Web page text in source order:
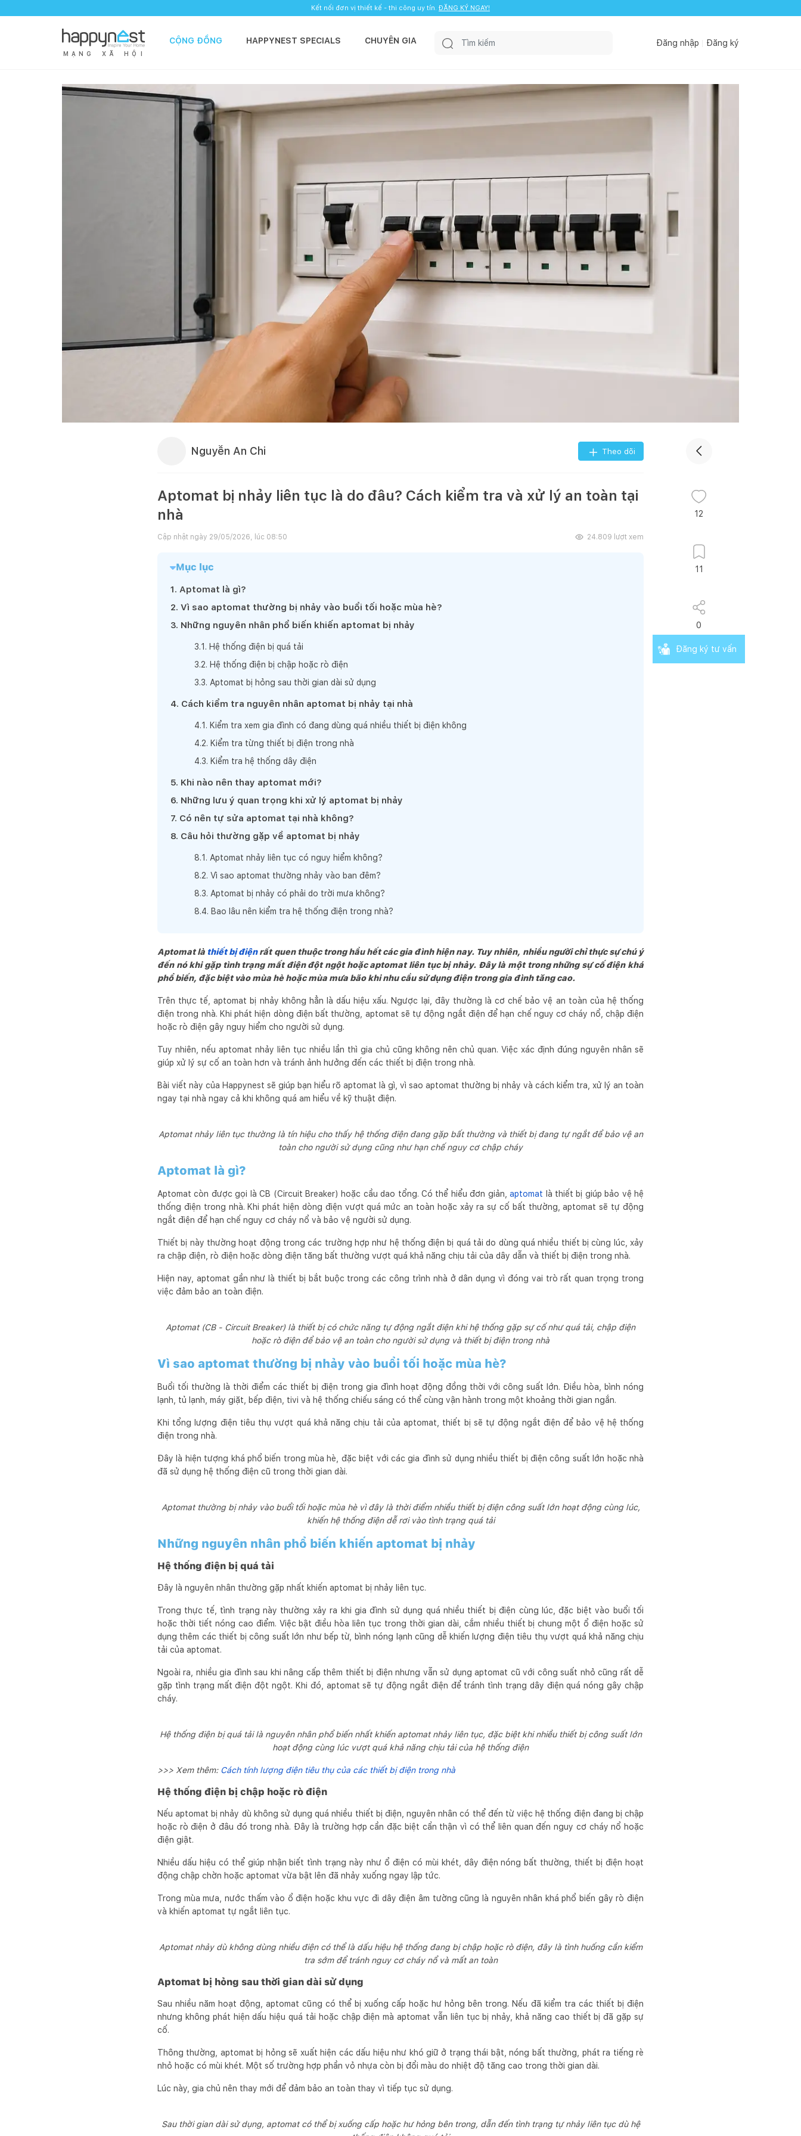
Kết nối đơn vị thiết kế - thi công uy tín. ĐĂNG KÝ NGAY!
M Ạ N G X Ã H Ộ I
CỘNG ĐỒNG HAPPYNEST SPECIALS CHUYÊN GIA Đăng nhập Đăng ký
Nguyễn An Chi Theo dõi
Aptomat bị nhảy liên tục là do đâu? Cách kiểm tra và xử lý an toàn tại
nhà
Cập nhật ngày 29/05/2026, lúc 08:50 24.809 lượt xem
Mục lục
1. Aptomat là gì?
2. Vì sao aptomat thường bị nhảy vào buổi tối hoặc mùa hè?
3. Những nguyên nhân phổ biến khiến aptomat bị nhảy
3.1 . Hệ thống điện bị quá tải
3.2. Hệ thống điện bị chập hoặc rò điện
3.3. Aptomat bị hỏng sau thời gian dài sử dụng
4. Cách kiểm tra nguyên nhân aptomat bị nhảy tại nhà
4.1 . Kiểm tra xem gia đình có đang dùng quá nhiều thiết bị điện không
4.2. Kiểm tra từng thiết bị điện trong nhà
4.3. Kiểm tra hệ thống dây điện
5. Khi nào nên thay aptomat mới?
6. Những lưu ý quan trọng khi xử lý aptomat bị nhảy
7. Có nên tự sửa aptomat tại nhà không?
8. Câu hỏi thường gặp về aptomat bị nhảy
8.1 . Aptomat nhảy liên tục có nguy hiểm không?
8.2. Vì sao aptomat thường nhảy vào ban đêm?
8.3. Aptomat bị nhảy có phải do trời mưa không?
8.4. Bao lâu nên kiểm tra hệ thống điện trong nhà?
Aptomat là thiết bị điệnrất quen thuộc trong hầu hết các gia đình hiện nay. Tuy nhiên, nhiều người chỉ thực sự chú ý
đến nó khi gặp tình trạng mất điện đột ngột hoặc aptomat liên tục bị nhảy. Đây là một trong những sự cố điện khá
phổ biến, đặc biệt vào mùa hè hoặc mùa mưa bão khi nhu cầu sử dụng điện trong gia đình tăng cao.
Trên thực tế, aptomat bị nhảy không hẳn là dấu hiệu xấu. Ngược lại, đây thường là cơ chế bảo vệ an toàn của hệ thống
điện trong nhà. Khi phát hiện dòng điện bất thường, aptomat sẽ tự động ngắt điện để hạn chế nguy cơ cháy nổ, chập điện
hoặc rò điện gây nguy hiểm cho người sử dụng.
Tuy nhiên, nếu aptomat nhảy liên tục nhiều lần thì gia chủ cũng không nên chủ quan. Việc xác định đúng nguyên nhân sẽ
giúp xử lý sự cố an toàn hơn và tránh ảnh hưởng đến các thiết bị điện trong nhà.
Bài viết này của Happynest sẽ giúp bạn hiểu rõ aptomat là gì, vì sao aptomat thường bị nhảy và cách kiểm tra, xử lý an toàn
ngay tại nhà ngay cả khi không quá am hiểu về kỹ thuật điện.
Aptomat nhảy liên tục thường là tín hiệu cho thấy hệ thống điện đang gặp bất thường và thiết bị đang tự ngắt để bảo vệ an
toàn cho người sử dụng cũng như hạn chế nguy cơ chập cháy
Aptomat là gì?
Aptomat còn được gọi là CB (Circuit Breaker) hoặc cầu dao tổng. Có thể hiểu đơn giản,aptomat là thiết bị giúp bảo vệ hệ
thống điện trong nhà. Khi phát hiện dòng điện vượt quá mức an toàn hoặc xảy ra sự cố bất thường, aptomat sẽ tự động
ngắt điện để hạn chế nguy cơ cháy nổ và bảo vệ người sử dụng.
Thiết bị này thường hoạt động trong các trường hợp như hệ thống điện bị quá tải do dùng quá nhiều thiết bị cùng lúc, xảy
ra chập điện, rò điện hoặc dòng điện tăng bất thường vượt quá khả năng chịu tải của dây dẫn và thiết bị điện trong nhà.
Hiện nay, aptomat gần như là thiết bị bắt buộc trong các công trình nhà ở dân dụng vì đóng vai trò rất quan trọng trong
việc đảm bảo an toàn điện.
Aptomat (CB - Circuit Breaker) là thiết bị có chức năng tự động ngắt điện khi hệ thống gặp sự cố như quá tải, chập điện
hoặc rò điện để bảo vệ an toàn cho người sử dụng và thiết bị điện trong nhà
Vì sao aptomat thường bị nhảy vào buổi tối hoặc mùa hè?
Buổi tối thường là thời điểm các thiết bị điện trong gia đình hoạt động đồng thời với công suất lớn. Điều hòa, bình nóng
lạnh, tủ lạnh, máy giặt, bếp điện, tivi và hệ thống chiếu sáng có thể cùng vận hành trong một khoảng thời gian ngắn.
Khi tổng lượng điện tiêu thụ vượt quá khả năng chịu tải của aptomat, thiết bị sẽ tự động ngắt điện để bảo vệ hệ thống
điện trong nhà.
Đây là hiện tượng khá phổ biến trong mùa hè, đặc biệt với các gia đình sử dụng nhiều thiết bị điện công suất lớn hoặc nhà
đã sử dụng hệ thống điện cũ trong thời gian dài.
Aptomat thường bị nhảy vào buổi tối hoặc mùa hè vì đây là thời điểm nhiều thiết bị điện công suất lớn hoạt động cùng lúc,
khiến hệ thống điện dễ rơi vào tình trạng quá tải
Những nguyên nhân phổ biến khiến aptomat bị nhảy
Hệ thống điện bị quá tải
Đây là nguyên nhân thường gặp nhất khiến aptomat bị nhảy liên tục.
Trong thực tế, tình trạng này thường xảy ra khi gia đình sử dụng quá nhiều thiết bị điện cùng lúc, đặc biệt vào buổi tối
hoặc thời tiết nóng cao điểm. Việc bật điều hòa liên tục trong thời gian dài, cắm nhiều thiết bị chung một ổ điện hoặc sử
dụng thêm các thiết bị công suất lớn như bếp từ, bình nóng lạnh cũng dễ khiến lượng điện tiêu thụ vượt quá khả năng chịu
tải của aptomat.
Ngoài ra, nhiều gia đình sau khi nâng cấp thêm thiết bị điện nhưng vẫn sử dụng aptomat cũ với công suất nhỏ cũng rất dễ
gặp tình trạng mất điện đột ngột. Khi đó, aptomat sẽ tự động ngắt điện để tránh tình trạng dây điện quá nóng gây chập
cháy.
Hệ thống điện bị quá tải là nguyên nhân phổ biến nhất khiến aptomat nhảy liên tục, đặc biệt khi nhiều thiết bị công suất lớn
hoạt động cùng lúc vượt quá khả năng chịu tải của hệ thống điện
>>> Xem thêm: Cách tính lượng điện tiêu thụ của các thiết bị điện trong nhà
Hệ thống điện bị chập hoặc rò điện
Nếu aptomat bị nhảy dù không sử dụng quá nhiều thiết bị điện, nguyên nhân có thể đến từ việc hệ thống điện đang bị chập
hoặc rò điện ở đâu đó trong nhà. Đây là trường hợp cần đặc biệt cẩn thận vì có thể liên quan đến nguy cơ cháy nổ hoặc
điện giật.
Nhiều dấu hiệu có thể giúp nhận biết tình trạng này như ổ điện có mùi khét, dây điện nóng bất thường, thiết bị điện hoạt
động chập chờn hoặc aptomat vừa bật lên đã nhảy xuống ngay lập tức.
Trong mùa mưa, nước thấm vào ổ điện hoặc khu vực đi dây điện âm tường cũng là nguyên nhân khá phổ biến gây rò điện
và khiến aptomat tự ngắt liên tục.
Aptomat nhảy dù không dùng nhiều điện có thể là dấu hiệu hệ thống đang bị chập hoặc rò điện, đây là tình huống cần kiểm
tra sớm để tránh nguy cơ cháy nổ và mất an toàn
Aptomat bị hỏng sau thời gian dài sử dụng
Sau nhiều năm hoạt động, aptomat cũng có thể bị xuống cấp hoặc hư hỏng bên trong. Nếu đã kiểm tra các thiết bị điện
nhưng không phát hiện dấu hiệu quá tải hoặc chập điện mà aptomat vẫn liên tục bị nhảy, khả năng cao thiết bị đã gặp sự
cố.
Thông thường, aptomat bị hỏng sẽ xuất hiện các dấu hiệu như khó giữ ở trạng thái bật, nóng bất thường, phát ra tiếng rè
nhỏ hoặc có mùi khét. Một số trường hợp phần vỏ nhựa còn bị đổi màu do nhiệt độ tăng cao trong thời gian dài.
Lúc này, gia chủ nên thay mới để đảm bảo an toàn thay vì tiếp tục sử dụng.
Sau thời gian dài sử dụng, aptomat có thể bị xuống cấp hoặc hư hỏng bên trong, dẫn đến tình trạng tự nhảy liên tục dù hệ
12
11
0
Đăng ký tư vấn